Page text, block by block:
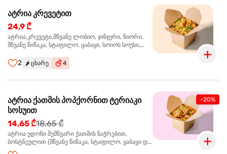
ატრია კრევეტით
24,9 ₾
ატრია,კრევეტი,მწვანე ლობიო, ჯინჯერი, ნიორი,
მწვანე წიწაკა, სტაფილო, ყაბაყი, სოიოს სოუსი,
მწვანე ხახვი, სეზამი, კრევეტები, სეზამის ზეთი,
2 🌶️ ცხარე 4
-20%
ატრია ქათმის პოპქორნით ტერიაკი
სოსუით
14,65 ₾18,65 ₾
ატრია უდონი შემწვარი ქათმის ნაჭრებით,
ბოსტნეულით (მწვანე წიწაკა, სტაფილო, ყაბაყი და
ნიორი) ტერიაკის სოუსით, მწვანე ლობიო. სეზამის